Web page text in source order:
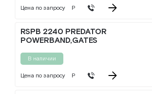
Цена по запросу Р
RSPB 2240 PREDATOR
POWERBAND,GATES
В наличии
Цена по запросу Р